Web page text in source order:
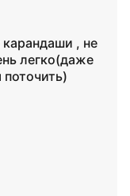
, не
легко(даже